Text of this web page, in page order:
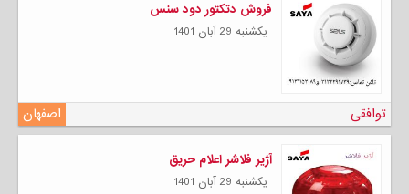
فروش دتکتور دود سنس
يكشنبه 29 آبان 1401
اصفهان توافقی
آژیر فلاشر اعلام حریق
يكشنبه 29 آبان 1401